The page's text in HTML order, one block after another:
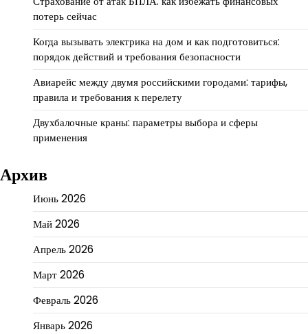
потерь сейчас
Когда вызывать электрика на дом и как подготовиться:
порядок действий и требования безопасности
Авиарейс между двумя российскими городами: тарифы,
правила и требования к перелету
Двухбалочные краны: параметры выбора и сферы
применения
Архив
Июнь 2026
Май 2026
Апрель 2026
Март 2026
Февраль 2026
Январь 2026